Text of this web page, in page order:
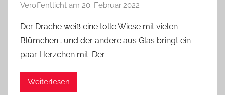
Veröffentlicht am 20. Februar 2022
n
G
Der Drache weiß eine tolle Wiese mit vielen
Blümchen… und der andere aus Glas bringt ein
paar Herzchen mit. Der
Weiterlesen